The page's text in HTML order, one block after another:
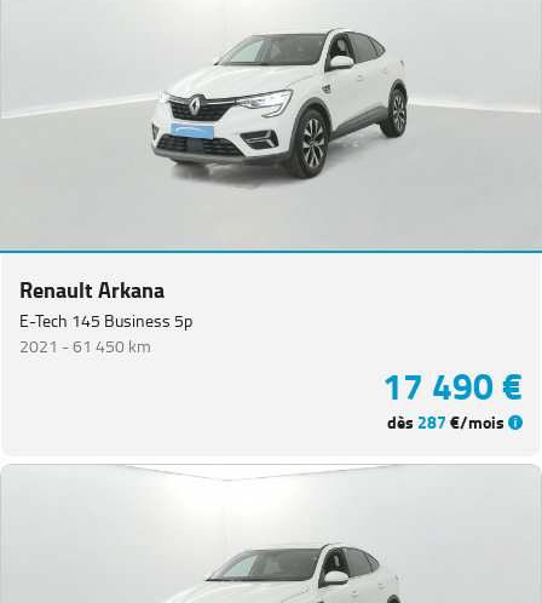
Renault Arkana
E-Tech 145 Business 5p
2021 -61 450 km
17 490 €
dès 287€/mois